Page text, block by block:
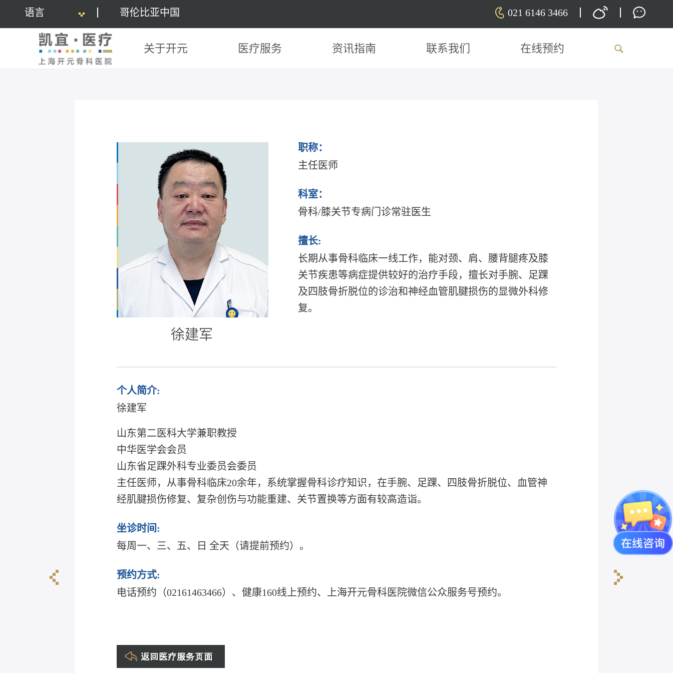
语言 哥伦比亚中国 021 6146 3466
关于开元 医疗服务 资讯指南 联系我们 在线预约
徐建军
职称：
主任医师
科室：
骨科/膝关节专病门诊常驻医生
擅长:
长期从事骨科临床一线工作，能对颈、肩、腰背腿疼及膝
关节疾患等病症提供较好的治疗手段，擅长对手腕、足踝
及四肢骨折脱位的诊治和神经血管肌腱损伤的显微外科修
复。
个人简介:
徐建军
山东第二医科大学兼职教授
中华医学会会员
山东省足踝外科专业委员会委员
主任医师，从事骨科临床20余年，系统掌握骨科诊疗知识，在手腕、足踝、四肢骨折脱位、血管神
经肌腱损伤修复、复杂创伤与功能重建、关节置换等方面有较高造诣。
坐诊时间:
每周一、三、五、日 全天（请提前预约）。
预约方式:
电话预约（02161463466）、健康160线上预约、上海开元骨科医院微信公众服务号预约。